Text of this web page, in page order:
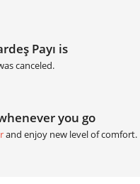
Payı is
canceled.
you go
and enjoy new level of comfort.